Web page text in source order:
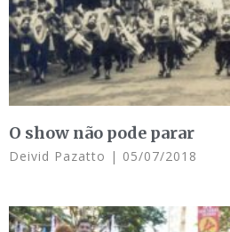
O show não pode parar
Deivid Pazatto 05/07/2018